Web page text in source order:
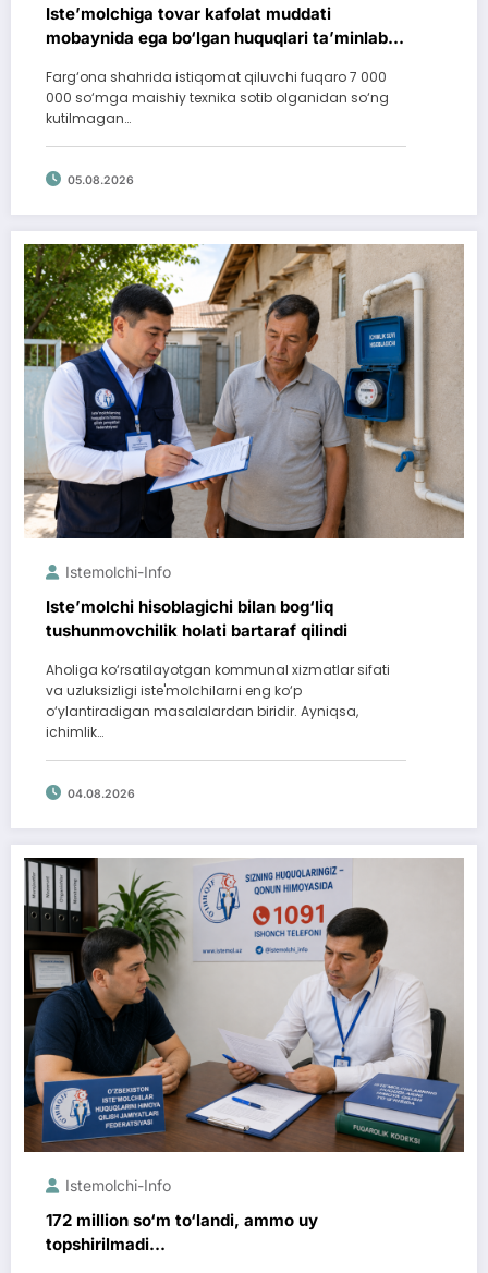
Iste’molchiga tovar kafolat muddati
mobaynida ega bo‘lgan huquqlari ta’minlab
Farg‘ona shahrida istiqomat qiluvchi fuqaro 7 000
000 so‘mga maishiy texnika sotib olganidan so‘ng
kutilmagan…
05.08.2026
Istemolchi-Info
Iste’molchi hisoblagichi bilan bog‘liq
tushunmovchilik holati bartaraf qilindi
Aholiga ko‘rsatilayotgan kommunal xizmatlar sifati
va uzluksizligi iste'molchilarni eng ko‘p
o‘ylantiradigan masalalardan biridir. Ayniqsa,
ichimlik…
04.08.2026
Istemolchi-Info
172 million so‘m to‘landi, ammo uy
topshirilmadi…